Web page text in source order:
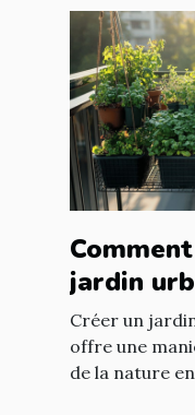
jardin
balcon
Créer un
offre une
de la nature